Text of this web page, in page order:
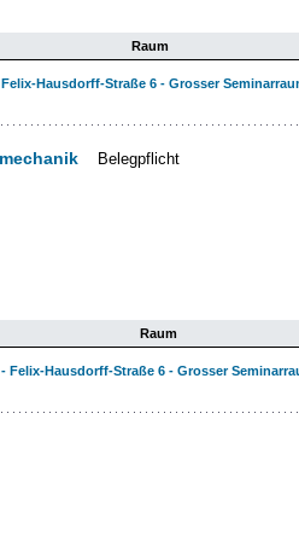
Raum
Hausdorff-Straße 6 - Grosser
Belegpflicht
Raum
Felix-Hausdorff-Straße 6 - Grosser